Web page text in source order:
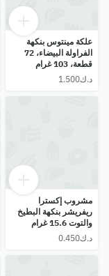
علكة مينتوس بنكهة
الفراولة البيضاء، 72
قطعة، 103 غرام
مشروب إكسترا
ريفريشر بنكهة البطيخ
والتوت 15.6 غرام